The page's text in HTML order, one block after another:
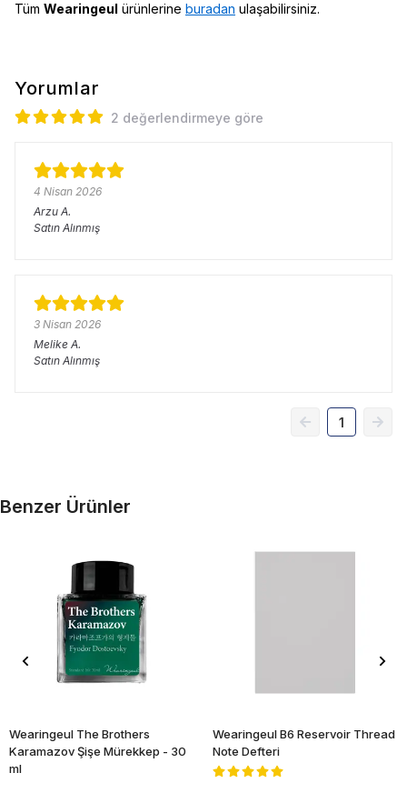
Tüm Wearingeul ürünlerine buradan ulaşabilirsiniz.
Yorumlar
2 değerlendirmeye göre
4 Nisan 2026
Arzu A.
Satın Alınmış
3 Nisan 2026
Melike A.
Satın Alınmış
1
Benzer Ürünler
Wearingeul The Brothers
Karamazov Şişe Mürekkep - 30
ml
Wearingeul B6 Reservoir Thread
Note Defteri